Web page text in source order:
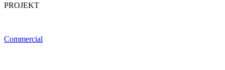
PROJEKT
Commercial